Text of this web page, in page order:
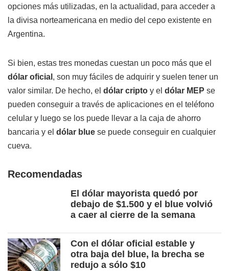
opciones más utilizadas, en la actualidad, para acceder a
la divisa norteamericana en medio del cepo existente en
Argentina.
Si bien, estas tres monedas cuestan un poco más que el
dólar oficial , son muy fáciles de adquirir y suelen tener un
valor similar. De hecho, el dólar cripto y el dólar MEP se
pueden conseguir a través de aplicaciones en el teléfono
celular y luego se los puede llevar a la caja de ahorro
bancaria y el dólar blue se puede conseguir en cualquier
cueva.
Recomendadas
El dólar mayorista quedó por
debajo de $1.500 y el blue volvió
a caer al cierre de la semana
Con el dólar oficial estable y
otra baja del blue, la brecha se
redujo a sólo $10